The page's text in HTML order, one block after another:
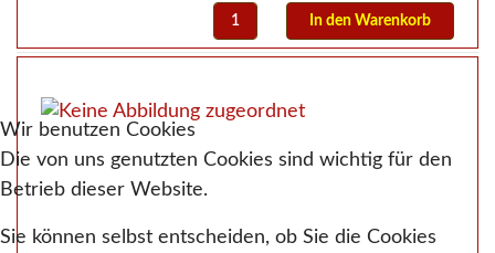
Wir benutzen Cookies
Die von uns genutzten Cookies sind wichtig für den
Betrieb dieser Website.
Sie können selbst entscheiden, ob Sie die Cookies